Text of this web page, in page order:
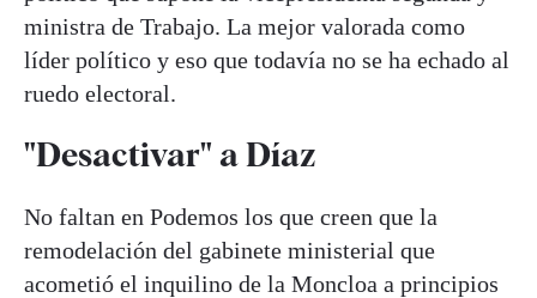
ministra de Trabajo. La mejor valorada como
líder político y eso que todavía no se ha echado al
ruedo electoral.
"Desactivar" a Díaz
No faltan en Podemos los que creen que la
remodelación del gabinete ministerial que
acometió el inquilino de la Moncloa a principios